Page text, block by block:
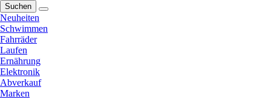
Suchen
Neuheiten
Schwimmen
Fahrräder
Laufen
Ernährung
Elektronik
Abverkauf
Marken